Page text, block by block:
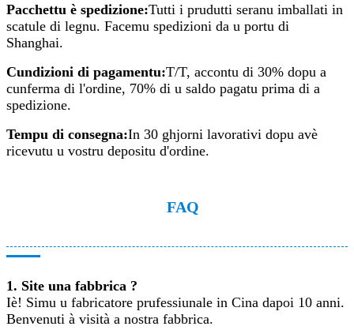
Pacchettu è spedizione:Tutti i prudutti seranu imballati in
scatule di legnu. Facemu spedizioni da u portu di
Shanghai.
Cundizioni di pagamentu:T/T, accontu di 30% dopu a
cunferma di l'ordine, 70% di u saldo pagatu prima di a
spedizione.
Tempu di consegna:In 30 ghjorni lavorativi dopu avè
ricevutu u vostru depositu d'ordine.
FAQ
1. Site una fabbrica ?
Iè! Simu u fabricatore prufessiunale in Cina dapoi 10 anni.
Benvenuti à visità a nostra fabbrica.